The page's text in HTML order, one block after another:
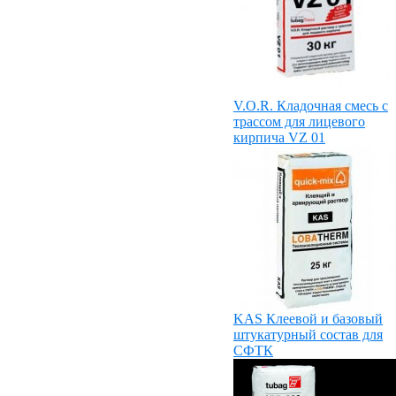
V.O.R. Кладочная смесь с
трассом для лицевого
кирпича VZ 01
KAS Клеевой и базовый
штукатурный состав для
СФТК